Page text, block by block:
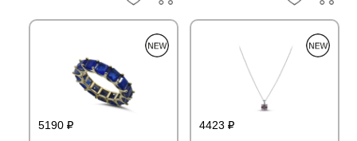
4423
5190